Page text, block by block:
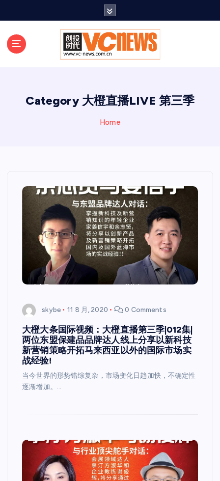
Category 大橙直播LIVE 第三季
Home
skybe 11 8 月, 2020 0 Comments
大橙大条国际视频：大橙直播第三季|012集|
两位东盟保建品品牌达人线上分享以新科技
新营销策略开拓马来西亚以外的国际市场实
战经验!
当今世界的形势错综复杂，市场变化日趋加快，不确定性
逐渐增加。…